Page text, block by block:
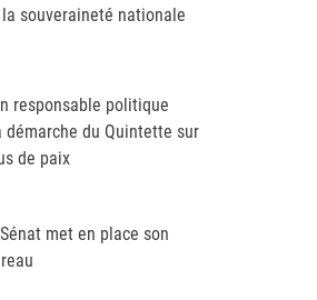
souveraineté nationale
responsable politique
démarche du Quintette sur
de paix
met en place son